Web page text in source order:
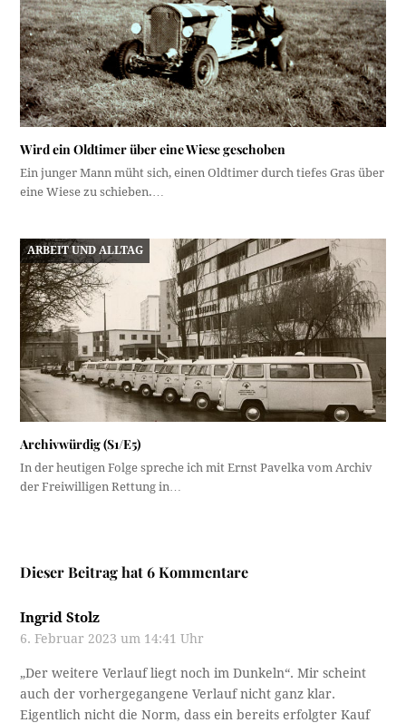
Wird ein Oldtimer über eine Wiese geschoben
Ein junger Mann müht sich, einen Oldtimer durch tiefes Gras über
eine Wiese zu schieben.…
ARBEIT UND ALLTAG
Archivwürdig (S1/E5)
In der heutigen Folge spreche ich mit Ernst Pavelka vom Archiv
der Freiwilligen Rettung in…
Dieser Beitrag hat 6 Kommentare
Ingrid Stolz
6. Februar 2023 um 14:41 Uhr
„Der weitere Verlauf liegt noch im Dunkeln“. Mir scheint
auch der vorhergegangene Verlauf nicht ganz klar.
Eigentlich nicht die Norm, dass ein bereits erfolgter Kauf